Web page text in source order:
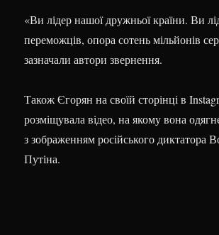
«Ви лідер нашої дружньої країни. Ви
переможців, опора сотень мільйонів
зазначали автори звернення.
Також Єгорян на своїй сторінці в
розміщувала відео, на якому вона
з зображенням російського диктатора
Путіна.